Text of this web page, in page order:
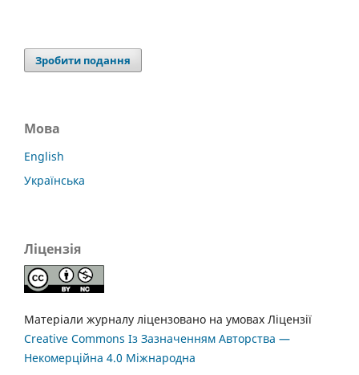
Зробити подання
Мова
English
Українська
Ліцензія
Матеріали журналу ліцензовано на умовах Ліцензії
Creative Commons Із Зазначенням Авторства —
Некомерційна 4.0 Міжнародна